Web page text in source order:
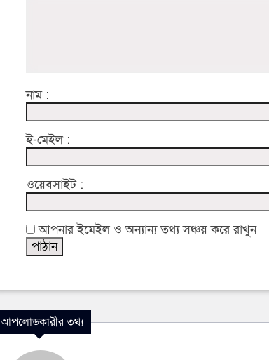
নাম :
ই-মেইল :
ওয়েবসাইট :
আপনার ইমেইল ও অন্যান্য তথ্য সঞ্চয় করে রাখুন
আপলোডকারীর তথ্য